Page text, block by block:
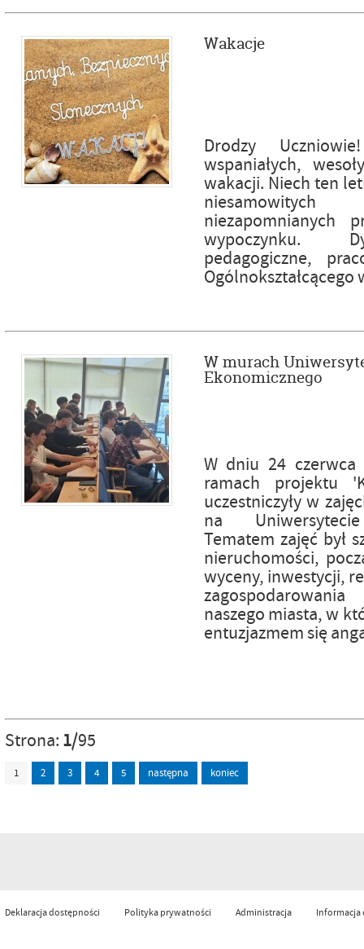
Wakacje
Drodzy
wspaniałych,
wakacji. Niech ten
niezapomnianych
wypoczynku.
pedagogiczne,
Ogólnokształcącego
W murach
Ekonomicznego
W dniu 24
ramach projektu
uczestniczyły w
na
Tematem zajęć był
nieruchomości,
wyceny, inwestycji,
naszego miasta, w
entuzjazmem się
Strona: 1/95
1 2 3 4 5 następna koniec
Deklaracja dostępności Polityka prywatności Administracja Informacja